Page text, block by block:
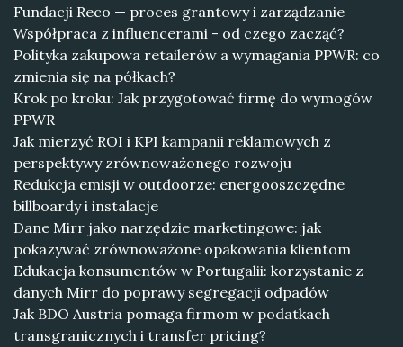
Fundacji Reco — proces grantowy i zarządzanie
Współpraca z influencerami - od czego zacząć?
Polityka zakupowa retailerów a wymagania PPWR: co
zmienia się na półkach?
Krok po kroku: Jak przygotować firmę do wymogów
PPWR
Jak mierzyć ROI i KPI kampanii reklamowych z
perspektywy zrównoważonego rozwoju
Redukcja emisji w outdoorze: energooszczędne
billboardy i instalacje
Dane Mirr jako narzędzie marketingowe: jak
pokazywać zrównoważone opakowania klientom
Edukacja konsumentów w Portugalii: korzystanie z
danych Mirr do poprawy segregacji odpadów
Jak BDO Austria pomaga firmom w podatkach
transgranicznych i transfer pricing?